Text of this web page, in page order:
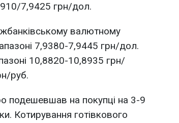
7,9425 грн/дол.
валютному
7,9380-7,9445 грн/дол.
10,8820-10,8935 грн/
руб.
подешевшав на покупці на 3-9
Котирування готівкового